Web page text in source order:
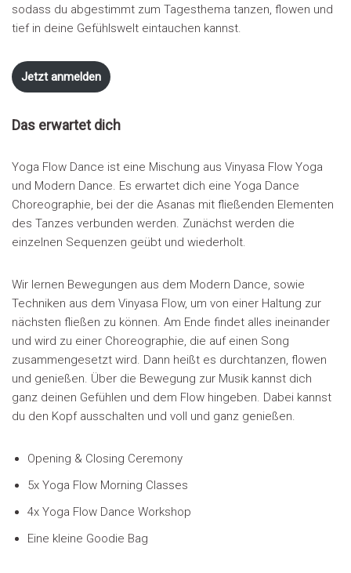
sodass du abgestimmt zum Tagesthema tanzen, flowen und
tief in deine Gefühlswelt eintauchen kannst.
Jetzt anmelden
Das erwartet dich
Yoga Flow Dance ist eine Mischung aus Vinyasa Flow Yoga
und Modern Dance. Es erwartet dich eine Yoga Dance
Choreographie, bei der die Asanas mit fließenden Elementen
des Tanzes verbunden werden. Zunächst werden die
einzelnen Sequenzen geübt und wiederholt.
Wir lernen Bewegungen aus dem Modern Dance, sowie
Techniken aus dem Vinyasa Flow, um von einer Haltung zur
nächsten fließen zu können. Am Ende findet alles ineinander
und wird zu einer Choreographie, die auf einen Song
zusammengesetzt wird. Dann heißt es durchtanzen, flowen
und genießen. Über die Bewegung zur Musik kannst dich
ganz deinen Gefühlen und dem Flow hingeben. Dabei kannst
du den Kopf ausschalten und voll und ganz genießen.
Opening & Closing Ceremony
5x Yoga Flow Morning Classes
4x Yoga Flow Dance Workshop
Eine kleine Goodie Bag